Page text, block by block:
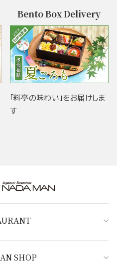
Bento Box Delivery
「料亭の味わい」をお届けしま
す
SHOP